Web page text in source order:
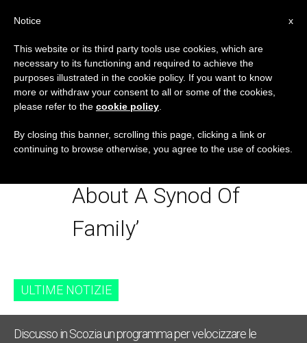
TAG
Posts Tagged
‘Cardinal Sistach
During A Briefing
About A Synod Of
Family’
ULTIME NOTIZIE
Discusso in Scozia un programma per velocizzare le
x
Notice
This website or its third party tools use cookies, which are
necessary to its functioning and required to achieve the
purposes illustrated in the cookie policy. If you want to know
more or withdraw your consent to all or some of the cookies,
please refer to the cookie policy
By closing this banner, scrolling this page, clicking a link or
continuing to browse otherwise, you agree to the use of cookies.